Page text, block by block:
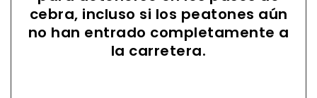
cebra, incluso si los peatones aún
no han entrado completamente a
la carretera.